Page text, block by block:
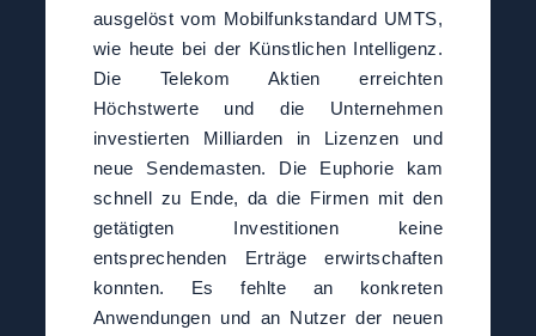
ausgelöst vom Mobilfunkstandard UMTS,
wie heute bei der Künstlichen Intelligenz.
Die Telekom Aktien erreichten
Höchstwerte und die Unternehmen
investierten Milliarden in Lizenzen und
neue Sendemasten. Die Euphorie kam
schnell zu Ende, da die Firmen mit den
getätigten Investitionen keine
entsprechenden Erträge erwirtschaften
konnten. Es fehlte an konkreten
Anwendungen und an Nutzer der neuen